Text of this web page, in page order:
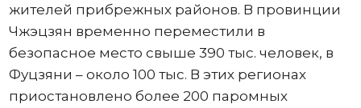
жителей прибрежных районов. В провинции
Чжэцзян временно переместили в
безопасное место свыше 390 тыс. человек, в
Фуцзяни – около 100 тыс. В этих регионах
приостановлено более 200 паромных